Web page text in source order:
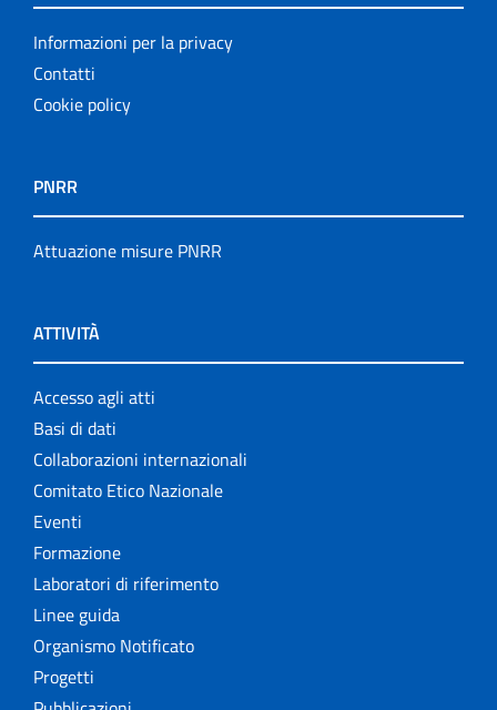
Informazioni per la privacy
Contatti
Cookie policy
PNRR
Attuazione misure PNRR
ATTIVITÀ
Accesso agli atti
Basi di dati
Collaborazioni internazionali
Comitato Etico Nazionale
Eventi
Formazione
Laboratori di riferimento
Linee guida
Organismo Notificato
Progetti